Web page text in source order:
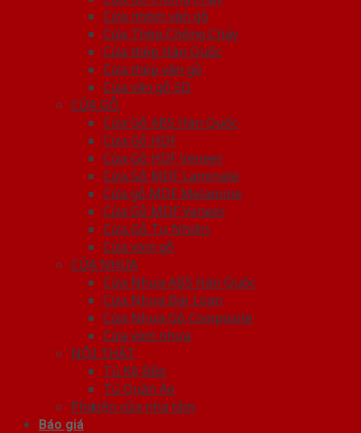
Cửa nhôm vân gỗ
Cửa Thép Chống Cháy
Cửa thép Hàn Quốc
Cửa thép vân gỗ
Cửa vân gỗ 5D
CỬA GỖ
Cửa Gỗ ABS Hàn Quốc
Cửa Gỗ HDF
Cửa Gỗ HDF Veneer
Cửa Gỗ MDF Laminate
Cửa gỗ MDF Melamine
Cửa Gỗ MDF Veneer
Cửa Gỗ Tự Nhiên
Cửa vòm gỗ
CỬA NHỰA
Cửa Nhựa ABS Hàn Quốc
Cửa Nhựa Đài Loan
Cửa Nhựa Gỗ Composite
Cửa vòm nhựa
NỘI THẤT
Tủ Kệ Bếp
Tủ Quần Áo
Phụ kiện cửa nhà tắm
Báo giá